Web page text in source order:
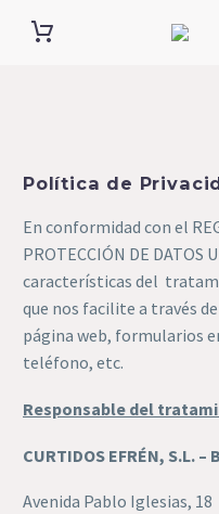
Política de
En conformidad con el
PROTECCIÓN DE
características del
que nos facilite a través
página web, formularios
teléfono, etc.
Responsable del
CURTIDOS EFRÉN, S.L. –
Avenida Pablo Iglesias, 18